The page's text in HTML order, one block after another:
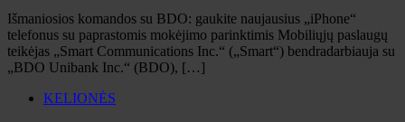
Išmaniosios komandos su BDO: gaukite naujausius „iPhone“
telefonus su paprastomis mokėjimo parinktimis Mobiliųjų paslaugų
teikėjas „Smart Communications Inc.“ („Smart“) bendradarbiauja su
„BDO Unibank Inc.“ (BDO), […]
KELIONĖS